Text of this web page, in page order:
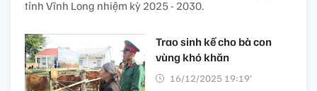
tỉnh Vĩnh Long nhiệm kỳ 2025 - 2030.
Trao sinh kế cho bà con
vùng khó khăn
16/12/2025 19:19’